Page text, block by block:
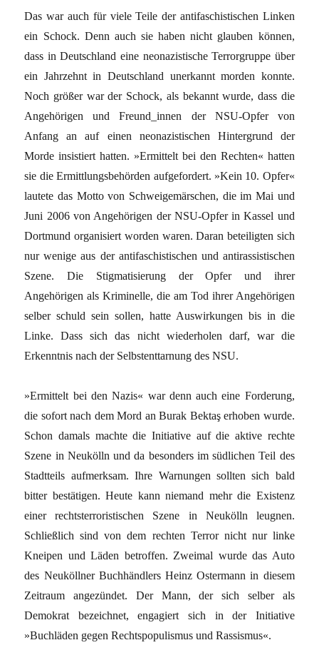
Das war auch für viele Teile der antifaschistischen Linken
ein Schock. Denn auch sie haben nicht glauben können,
dass in Deutschland eine neonazistische Terrorgruppe über
ein Jahrzehnt in Deutschland unerkannt morden konnte.
Noch größer war der Schock, als bekannt wurde, dass die
Angehörigen und Freund_innen der NSU-Opfer von
Anfang an auf einen neonazistischen Hintergrund der
Morde insistiert hatten. »Ermittelt bei den Rechten« hatten
sie die Ermittlungsbehörden aufgefordert. »Kein 10. Opfer«
lautete das Motto von Schweigemärschen, die im Mai und
Juni 2006 von Angehörigen der NSU-Opfer in Kassel und
Dortmund organisiert worden waren. Daran beteiligten sich
nur wenige aus der antifaschistischen und antirassistischen
Szene. Die Stigmatisierung der Opfer und ihrer
Angehörigen als Kriminelle, die am Tod ihrer Angehörigen
selber schuld sein sollen, hatte Auswirkungen bis in die
Linke. Dass sich das nicht wiederholen darf, war die
Erkenntnis nach der Selbstenttarnung des NSU.
»Ermittelt bei den Nazis« war denn auch eine Forderung,
die sofort nach dem Mord an Burak Bektaş erhoben wurde.
Schon damals machte die Initiative auf die aktive rechte
Szene in Neukölln und da besonders im südlichen Teil des
Stadtteils aufmerksam. Ihre Warnungen sollten sich bald
bitter bestätigen. Heute kann niemand mehr die Existenz
einer rechtsterroristischen Szene in Neukölln leugnen.
Schließlich sind von dem rechten Terror nicht nur linke
Kneipen und Läden betroffen. Zweimal wurde das Auto
des Neuköllner Buchhändlers Heinz Ostermann in diesem
Zeitraum angezündet. Der Mann, der sich selber als
Demokrat bezeichnet, engagiert sich in der Initiative
»Buchläden gegen Rechtspopulismus und Rassismus«.